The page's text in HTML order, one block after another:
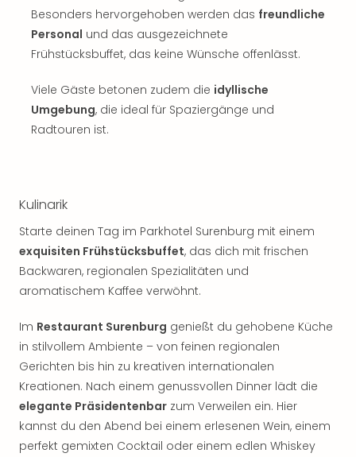
Besonders hervorgehoben werden das freundliche
Personal und das ausgezeichnete
Frühstücksbuffet, das keine Wünsche offenlässt.
Viele Gäste betonen zudem die idyllische
Umgebung, die ideal für Spaziergänge und
Radtouren ist.
Kulinarik
Starte deinen Tag im Parkhotel Surenburg mit einem
exquisiten Frühstücksbuffet, das dich mit frischen
Backwaren, regionalen Spezialitäten und
aromatischem Kaffee verwöhnt.
Im Restaurant Surenburg genießt du gehobene Küche
in stilvollem Ambiente – von feinen regionalen
Gerichten bis hin zu kreativen internationalen
Kreationen. Nach einem genussvollen Dinner lädt die
elegante Präsidentenbar zum Verweilen ein. Hier
kannst du den Abend bei einem erlesenen Wein, einem
perfekt gemixten Cocktail oder einem edlen Whiskey